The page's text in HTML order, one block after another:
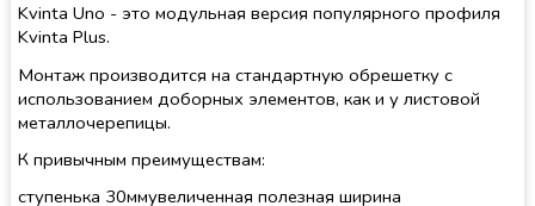
Kvinta Uno - это модульная версия популярного профиля
Kvinta Plus.
Монтаж производится на стандартную обрешетку с
использованием доборных элементов, как и у листовой
металлочерепицы.
К привычным преимуществам:
ступенька 30ммувеличенная полезная ширина